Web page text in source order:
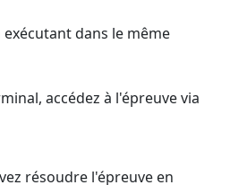
exécutant dans le même
accédez à l'épreuve via
résoudre l'épreuve en